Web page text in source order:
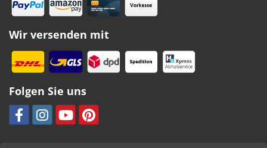
Wir versenden mit
Folgen Sie uns